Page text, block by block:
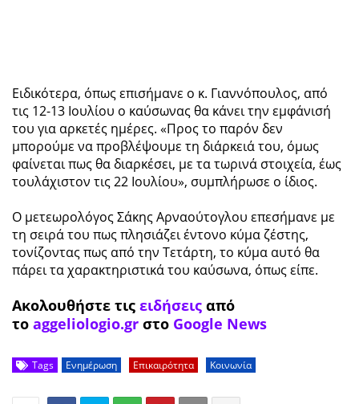
Ειδικότερα, όπως επισήμανε ο κ. Γιαννόπουλος, από
τις 12-13 Ιουλίου ο καύσωνας θα κάνει την εμφάνισή
του για αρκετές ημέρες. «Προς το παρόν δεν
μπορούμε να προβλέψουμε τη διάρκειά του, όμως
φαίνεται πως θα διαρκέσει, με τα τωρινά στοιχεία, έως
τουλάχιστον τις 22 Ιουλίου», συμπλήρωσε ο ίδιος.
Ο μετεωρολόγος Σάκης Αρναούτογλου επεσήμανε με
τη σειρά του πως πλησιάζει έντονο κύμα ζέστης,
τονίζοντας πως από την Τετάρτη, το κύμα αυτό θα
πάρει τα χαρακτηριστικά του καύσωνα, όπως είπε.
Ακολουθήστε τις ειδήσεις από
το aggeliologio.gr στο Google News
Tags Ενημέρωση Επικαιρότητα Κοινωνία